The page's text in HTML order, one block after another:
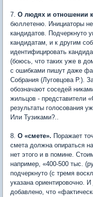
7. О людях и отношении
бюллетеню. Инициаторы
кандидатов. Подчеркнуто
кандидатам, и к другим
идентифицировать
(боюсь, что таких уже в
с ошибками пишут даже
Собрания (Луговцова Р.).
обозначают соседей
жильцов - представители
результаты голосования
Или Тузиками?..
8. О «смете». Поражает
смета должна опираться
нет этого и в помине.
например, «400-500 тыс.
подчеркнуто (с тремя
указана ориентировочно.
добавлено, что